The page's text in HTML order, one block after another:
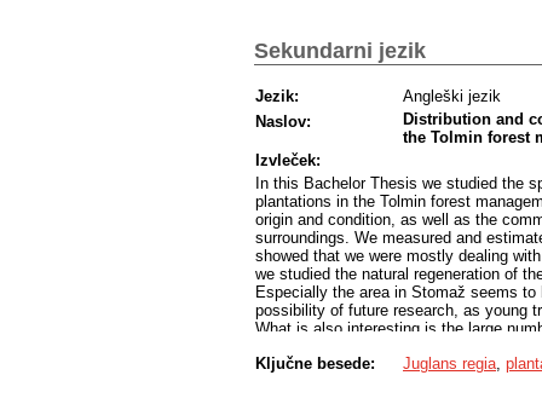
Sekundarni jezik
Jezik:
Angleški jezik
Naslov:
Distribution and
the Tolmin forest
Izvleček:
In this Bachelor Thesis we studied the
plantations in the Tolmin forest
origin and condition, as well as the
surroundings. We measured and
showed that we were mostly dealing
we studied the natural regeneration of
Especially the area in Stomaž seems
possibility of future research, as young
What is also interesting is the large
for common walnut trees in the areas
Ključne besede: Juglans regia